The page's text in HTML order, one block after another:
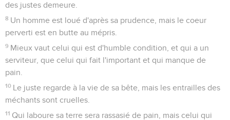
des justes demeure.
8 Un homme est loué d'après sa prudence, mais le coeur
perverti est en butte au mépris.
9 Mieux vaut celui qui est d'humble condition, et qui a un
serviteur, que celui qui fait l'important et qui manque de
pain.
10 Le juste regarde à la vie de sa bête, mais les entrailles des
méchants sont cruelles.
11 Qui laboure sa terre sera rassasié de pain, mais celui qui